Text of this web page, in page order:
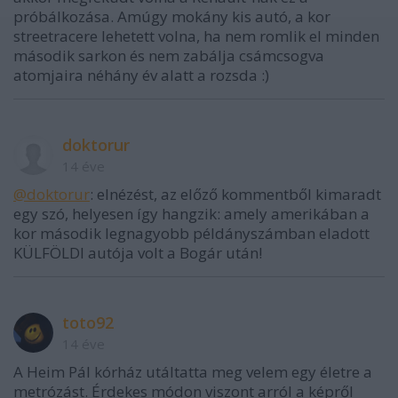
próbálkozása. Amúgy mokány kis autó, a kor
streetracere lehetett volna, ha nem romlik el minden
második sarkon és nem zabálja csámcsogva
atomjaira néhány év alatt a rozsda :)
doktorur
@doktorur: elnézést, az előző kommentből kimaradt
egy szó, helyesen így hangzik: amely amerikában a
kor második legnagyobb példányszámban eladott
KÜLFÖLDI autója volt a Bogár után!
toto92
A Heim Pál kórház utáltatta meg velem egy életre a
metrózást. Érdekes módon viszont arról a képről